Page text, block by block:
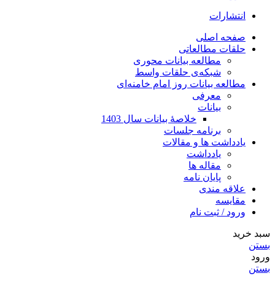
انتشارات
صفحه اصلی
حلقات مطالعاتی
مطالعه بیانات محوری
شبکه‌ی حلقات واسط
مطالعه بیانات روز امام خامنه‌ای
معرفی
بیانات
خلاصۀ بیانات سال 1403
برنامه جلسات
یادداشت ها و مقالات
یادداشت
مقاله ها
پایان نامه
علاقه مندی
مقایسه
ورود / ثبت نام
سبد خرید
بستن
ورود
بستن